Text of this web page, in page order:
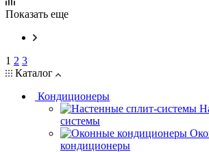
Показать еще
1 2 3
Каталог
Кондиционеры
системы
кондиционеры